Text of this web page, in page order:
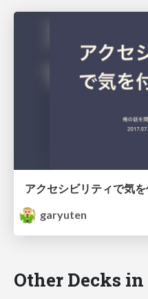
アクセシビリティで気
garyuten
Other Decks